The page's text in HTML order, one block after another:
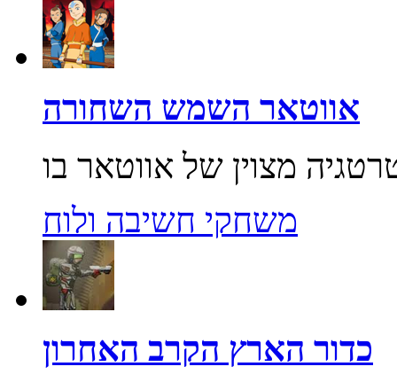
אווטאר השמש השחורה
משחקי חשיבה ולוח
כדור הארץ הקרב האחרון